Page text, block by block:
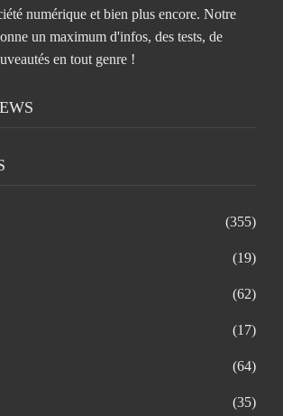
numérique et bien plus encore. Notre
un maximum d'infos, des tests, de
en tout genre !
(355)
(19)
(62)
(17)
(64)
(35)